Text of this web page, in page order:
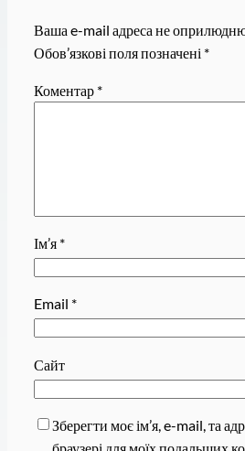
Ваша e-mail адреса не
Обов’язкові поля позначені *
Коментар *
Ім’я *
Email *
Сайт
Зберегти моє ім’я, e-mail, та